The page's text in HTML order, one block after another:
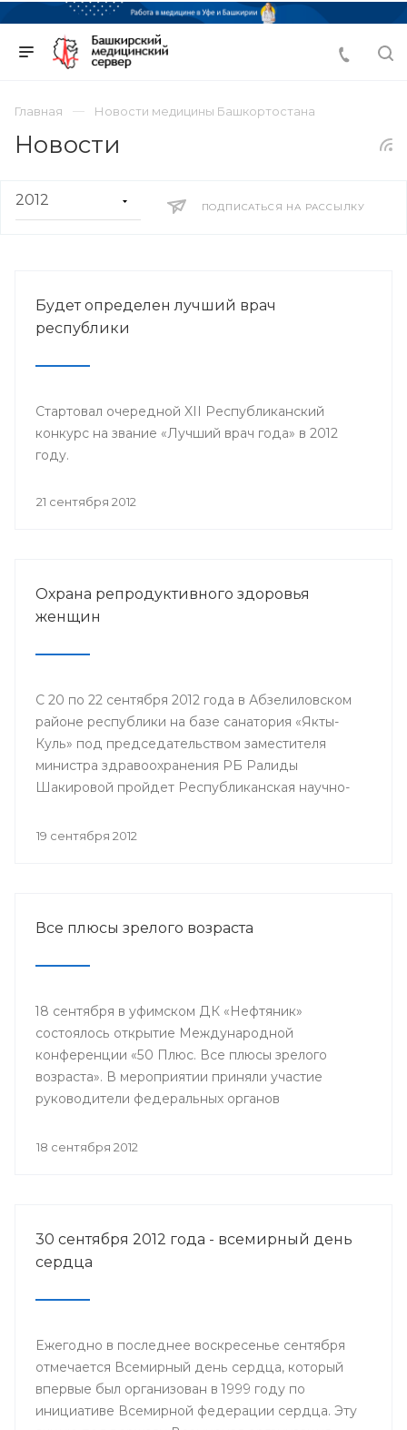
Главная Новости медицины Башкортостана
Новости
ПОДПИСАТЬСЯ НА РАССЫЛКУ
Будет определен лучший врач
республики
Стартовал очередной XII Республиканский
конкурс на звание «Лучший врач года» в 2012
году.
21 сентября 2012
Охрана репродуктивного здоровья
женщин
С 20 по 22 сентября 2012 года в Абзелиловском
районе республики на базе санатория «Якты-
Куль» под председательством заместителя
министра здравоохранения РБ Ралиды
Шакировой пройдет Республиканская научно-
репродуктивного здоровья женщин и питание
19 сентября 2012
Все плюсы зрелого возраста
18 сентября в уфимском ДК «Нефтяник»
состоялось открытие Международной
конференции «50 Плюс. Все плюсы зрелого
возраста». В мероприятии приняли участие
руководители федеральных органов
самоуправления, представители международных
18 сентября 2012
30 сентября 2012 года - всемирный день
сердца
Ежегодно в последнее воскресенье сентября
отмечается Всемирный день сердца, который
впервые был организован в 1999 году по
инициативе Всемирной федерации сердца. Эту